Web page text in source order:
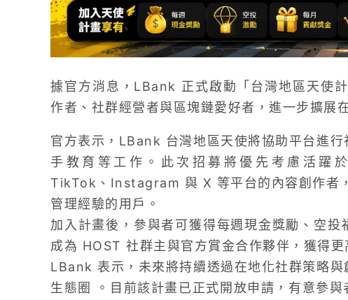
據官方消息，LBank 正式啟動「台灣地區天使
作者、社群經營者與區塊鏈愛好者，進一步擴展
官方表示，LBank 台灣地區天使將協助平台進
手教育等工作。此次招募將優先考慮活躍
TikTok、Instagram 與 X 等平台的內容創作者
管理經驗的用戶。
加入計畫後，參與者可獲得每週現金獎勵、空
成為 HOST 社群主與官方賞金合作夥伴，獲得更
LBank 表示，未來將持續透過在地化社群策略
生態圈 。目前該計畫已正式開放申請，有意參